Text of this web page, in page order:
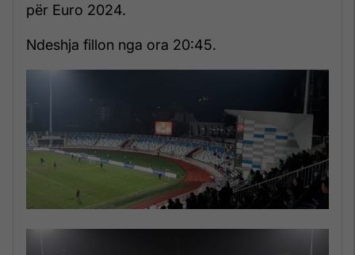
për Euro 2024.
Ndeshja fillon nga ora 20:45.